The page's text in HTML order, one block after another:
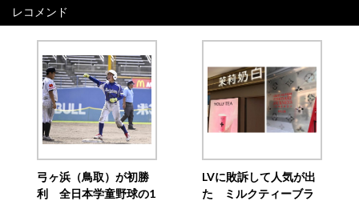
レコメンド
弓ヶ浜（鳥取）が初勝
利 全日本学童野球の1
LVに敗訴して人気が出
た ミルクティーブラ